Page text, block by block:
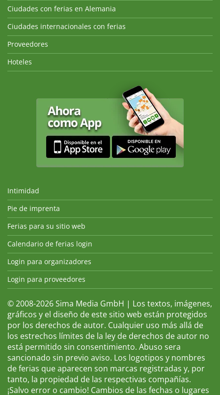
Ciudades con ferias en Alemania
Ciudades internacionales con ferias
Proveedores
Hoteles
Intimidad
Pie de imprenta
Ferias para su sitio web
Calendario de ferias login
Login para organizadores
Login para proveedores
© 2008-2026 Sima Media GmbH | Los textos, imágenes,
gráficos y el diseño de este sitio web están protegidos
por los derechos de autor. Cualquier uso más allá de
los estrechos límites de la ley de derechos de autor no
está permitido sin consentimiento. Abuso sera
sancionado sin previo aviso. Los logotipos y nombres
de ferias que aparecen son marcas registradas y, por
tanto, la propiedad de las respectivas compañías.
¡Salvo error o cambio! Cambios de las fechas o lugares